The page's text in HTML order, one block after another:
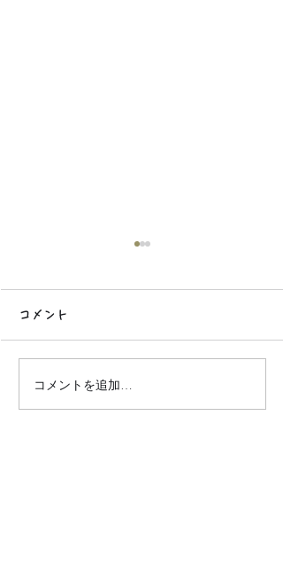
アリゾナで庭を手に入れ
コメント
コメントを追加…